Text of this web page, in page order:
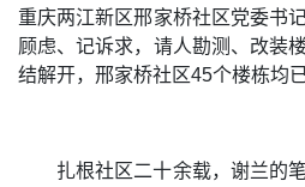
重庆两江新区邢家桥社区党委书
顾虑、记诉求，请人勘测、改装
结解开，邢家桥社区45个楼栋均
扎根社区二十余载，谢兰的